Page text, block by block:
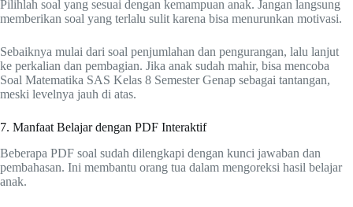
Pilihlah soal yang sesuai dengan kemampuan anak. Jangan langsung
memberikan soal yang terlalu sulit karena bisa menurunkan motivasi.
Sebaiknya mulai dari soal penjumlahan dan pengurangan, lalu lanjut
ke perkalian dan pembagian. Jika anak sudah mahir, bisa mencoba
Soal Matematika SAS Kelas 8 Semester Genap sebagai tantangan,
meski levelnya jauh di atas.
7. Manfaat Belajar dengan PDF Interaktif
Beberapa PDF soal sudah dilengkapi dengan kunci jawaban dan
pembahasan. Ini membantu orang tua dalam mengoreksi hasil belajar
anak.